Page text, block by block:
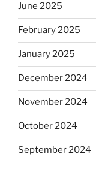
June 2025
February 2025
January 2025
December 2024
November 2024
October 2024
September 2024